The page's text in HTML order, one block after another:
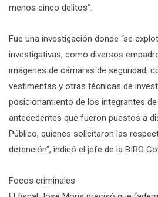
menos cinco delitos”.
Fue una investigación donde “se
investigativas, como diversos
imágenes de cámaras de seguridad,
vestimentas y otras técnicas de
posicionamiento de los integrantes
antecedentes que fueron puestos a
Público, quienes solicitaron las
detención”, indicó el jefe de la BIRO
Focos criminales